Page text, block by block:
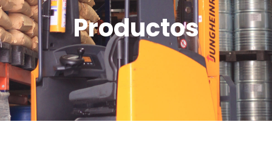
Productos